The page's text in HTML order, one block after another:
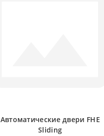
Автоматические двери FHE
Sliding